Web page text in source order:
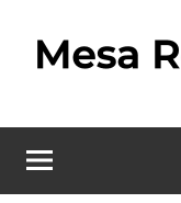
Resinada
–
o
fascinante